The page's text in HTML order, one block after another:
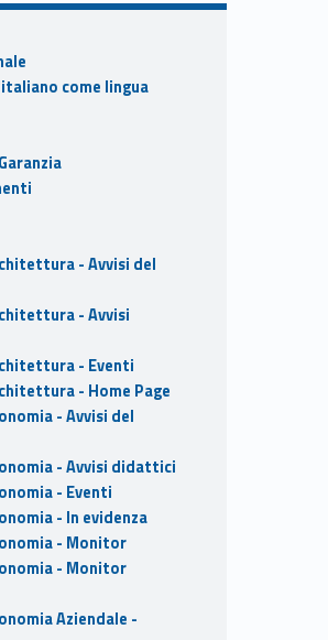
come lingua
- Avvisi del
- Avvisi
- Eventi
- Home Page
- Avvisi del
- Avvisi didattici
- Eventi
- In evidenza
- Monitor
- Monitor
Aziendale -